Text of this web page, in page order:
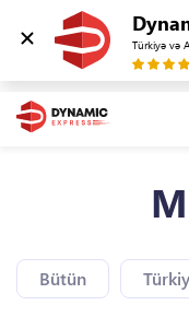
Türkiyə və
Bütün